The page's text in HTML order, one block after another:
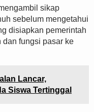
sikap
sebelum mengetahui
disiapkan pemerintah
dan fungsi pasar ke
Lancar,
Siswa Tertinggal